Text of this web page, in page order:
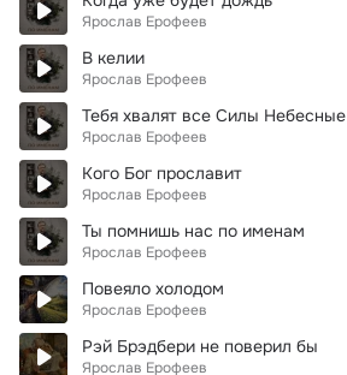
Ярослав Ерофеев
В келии
Ярослав Ерофеев
Тебя хвалят все Силы Небесные
Ярослав Ерофеев
Кого Бог прославит
Ярослав Ерофеев
Ты помнишь нас по именам
Ярослав Ерофеев
Повеяло холодом
Ярослав Ерофеев
Рэй Брэдбери не поверил бы
Ярослав Ерофеев